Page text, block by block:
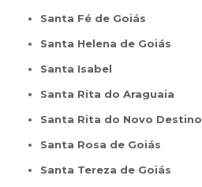
Santa Fé de Goiás
Santa Helena de Goiás
Santa Isabel
Santa Rita do Araguaia
Santa Rita do Novo Destino
Santa Rosa de Goiás
Santa Tereza de Goiás